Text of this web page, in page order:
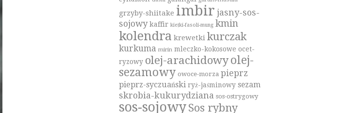
grzyby-shiitake imbir jasny-sos-
sojowy kaffir kiełki-fasoli-mung kmin
kolendra krewetki kurczak
kurkuma mirin mleczko-kokosowe ocet-
ryzowy olej-arachidowyolej-
sezamowy owoce-morza pieprz
pieprz-syczuański ryż-jaśminowy sezam
skrobia-kukurydziana sos-ostrygowy
sos-sojowy Sos rybny